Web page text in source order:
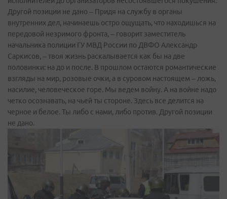
Другой позиции не дано – Придя на службу в органы
внутренних дел, начинаешь остро ощущать, что находишься на
передовой незримого фронта, – говорит заместитель
начальника полиции ГУ МВД России по ДВФО Александр
Саркисов, – твоя жизнь раскалывается как бы на две
половинки: на до и после. В прошлом остаются романтические
взгляды на мир, розовые очки, а в суровом настоящем – ложь,
насилие, человеческое горе. Мы ведем войну. А на войне надо
четко осознавать, на чьей ты стороне. Здесь все делится на
черное и белое. Ты либо с нами, либо против. Другой позиции
не дано.